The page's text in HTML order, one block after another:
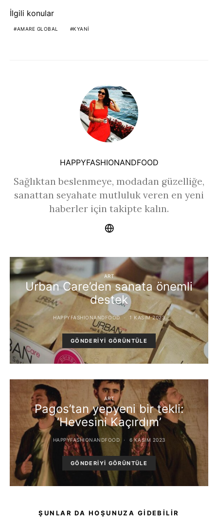
İlgili konular
AMARE GLOBAL KYANI
HAPPYFASHIONANDFOOD
Sağlıktan beslenmeye, modadan güzelliğe,
sanattan seyahate mutluluk veren en yeni
haberler için takipte kalın.
ART
Urban Care’den sanata önemli
destek
HAPPYFASHIONANDFOOD 1 KASIM 2023
GÖNDERIYI GÖRÜNTÜLE
ART
Pagos’tan yepyeni bir tekli:
‘Hevesini Kaçırdım’
HAPPYFASHIONANDFOOD 6 KASIM 2023
GÖNDERIYI GÖRÜNTÜLE
ŞUNLAR DA HOŞUNUZA GIDEBILIR